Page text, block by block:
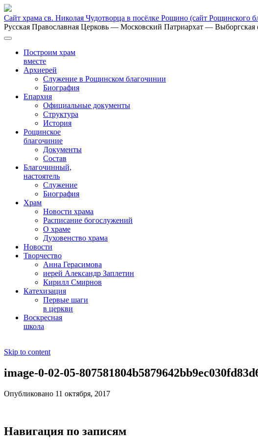
Сайт храма св. Николая Чудотворца в посёлке Рощино (сайт Рощинского
Русская Православная Церковь — Московский Патриархат — Выборгская
Построим храм
вместе
Архиерей
Служение в Рощинском благочинии
Биография
Епархия
Официальные документы
Структура
История
Рощинское
благочиние
Документы
Состав
Благочинный,
настоятель
Служение
Биография
Храм
Новости храма
Расписание богослужений
О храме
Духовенство храма
Новости
Творчество
Анна Герасимова
иерей Александр Заплетин
Кирилл Смирнов
Катехизация
Первые шаги
в церкви
Воскресная
школа
Skip to content
image-0-02-05-
Опубликовано 11 октября, 2017
Навигация по записям